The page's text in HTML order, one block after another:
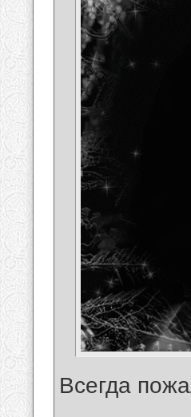
Всегда